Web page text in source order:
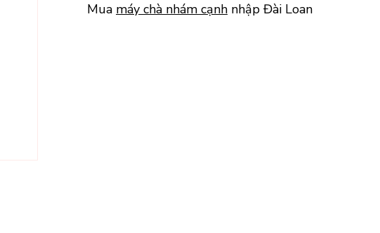
Mua máy chà nhám cạnh nhập Đài Loan